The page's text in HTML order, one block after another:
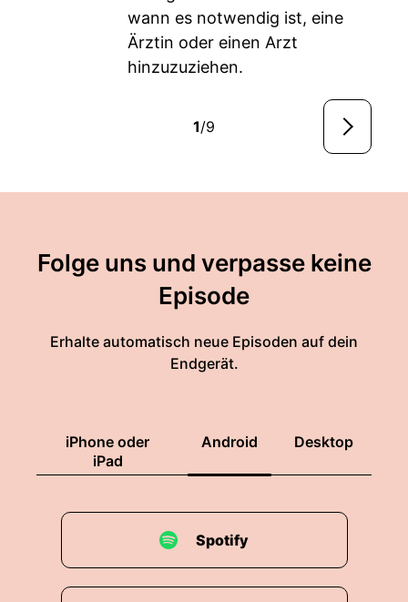
wann es notwendig ist, eine
Ärztin oder einen Arzt
hinzuzuziehen.
1/9
Folge uns und verpasse keine
Episode
Erhalte automatisch neue Episoden auf dein
Endgerät.
iPhone oder
iPad
Android Desktop
Spotify